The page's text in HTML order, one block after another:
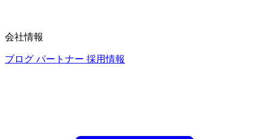
会社情報
ブログ パートナー 採用情報